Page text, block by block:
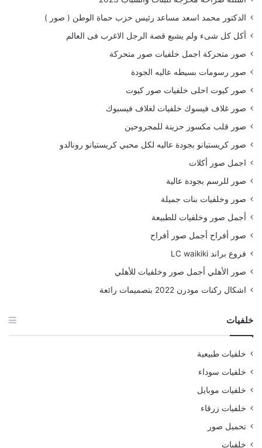
الدكتور محمد اسعد مساعد رئيس حزب حماة الوطن ( صور )
أكل كل شىء ولم يشبع قصة الرجل الاغرب فى العالم
صور متحركة اجمل خلفيات صور متحركة
صور رسومات بسيطه عاليه الجودة
صور كيوت احلى خلفيات صور كيوت
صور غلاف فيسوك خلفيات لغلاف فيسبوك
صور قلب مكسور حزينة للمجروحين
صور كريستيانو بجودة عاليه لكل محبي كريستيانو رونالدو
اجمل صور أكلات
صور للرسم بجودة عالية
صور وخلفيات بنات جميلة
أجمل صور وخلفيات للطبيعة
صور أفراح أجمل صور أفراح
فروع براند LC waikiki
صور الأهلي أجمل صور وخلفيات للأهلي
اشكال ركنات مودرن 2022 بتصميمات رائعة
خلفيات
خلفيات طبيعية
خلفيات سوداء
خلفيات موبايل
خلفيات زرقاء
تحميل صور
خلفيات